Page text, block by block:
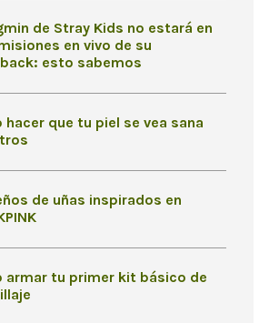
de Stray Kids no estará en
en vivo de su
esto sabemos
hacer que tu piel se vea sana
de uñas inspirados en
armar tu primer kit básico de